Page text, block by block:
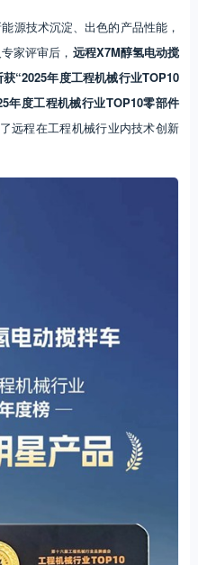
源技术沉淀、出色的产品性能，
家评审后， 远程X7M醇氢电动搅
“2025年度工程机械行业TOP10
年度工程机械行业TOP10零部件
远程在工程机械行业内技术创新